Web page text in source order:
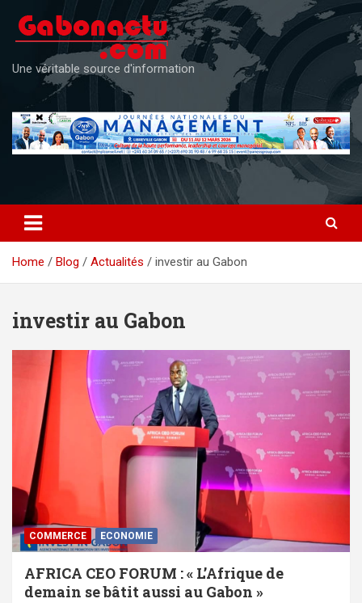
content
Une véritable source d'information
Home Blog Actualités investir au Gabon
investir au Gabon
COMMERCE ECONOMIE
AFRICA CEO FORUM : « L’Afrique de
demain se bâtit aussi au Gabon »